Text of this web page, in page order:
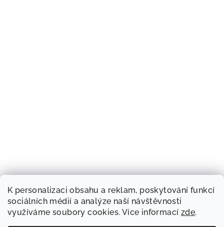
K personalizaci obsahu a reklam, poskytování funkcí
sociálních médií a analýze naší návštěvnosti
využíváme soubory cookies. Více informací zde.